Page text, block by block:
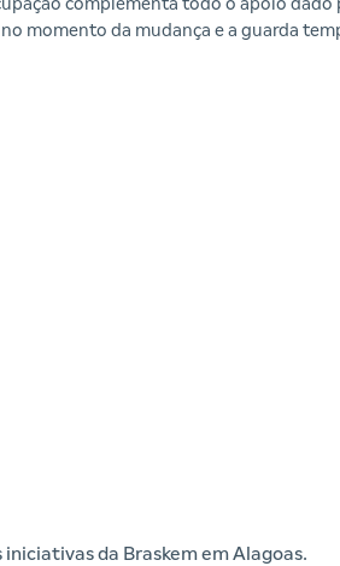
complementa todo o apoio
momento da mudança e a guarda
da Braskem em Alagoas.